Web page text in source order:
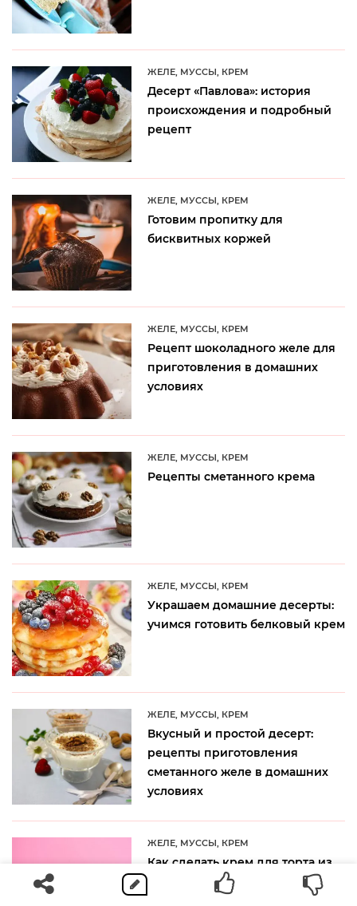
ЖЕЛЕ, МУССЫ, КРЕМ
Десерт «Павлова»: история
происхождения и подробный
рецепт
ЖЕЛЕ, МУССЫ, КРЕМ
Готовим пропитку для
бисквитных коржей
ЖЕЛЕ, МУССЫ, КРЕМ
Рецепт шоколадного желе для
приготовления в домашних
условиях
ЖЕЛЕ, МУССЫ, КРЕМ
Рецепты сметанного крема
ЖЕЛЕ, МУССЫ, КРЕМ
Украшаем домашние десерты:
учимся готовить белковый крем
ЖЕЛЕ, МУССЫ, КРЕМ
Вкусный и простой десерт:
рецепты приготовления
сметанного желе в домашних
условиях
ЖЕЛЕ, МУССЫ, КРЕМ
Как сделать крем для торта из